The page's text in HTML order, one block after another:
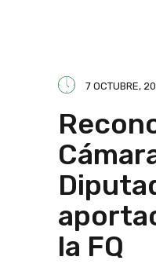
7 OCTUBRE,
la FQ